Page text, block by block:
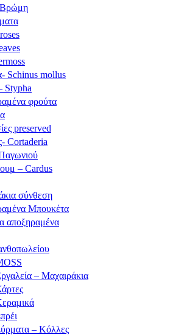
Βρώμη
Schinus mollus
Stypha
φρούτα
preserved
Cortaderia
– Cardus
σύνθεση
Μπουκέτα
αποξηραμένα
– Μαχαιράκια
– Κόλλες